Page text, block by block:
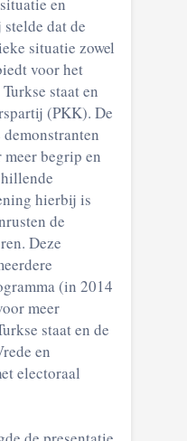
dat de
situatie zowel
voor het
staat en
(PKK). De
begrip en
hierbij is
de
Deze
(in 2014
meer
staat en de
en
electoraal